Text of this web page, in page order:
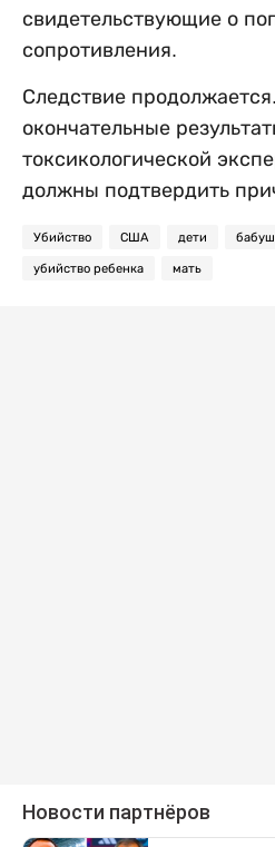
свидетельствующие о
сопротивления.
Следствие
окончательные
токсикологической
должны подтвердить
Убийство США дети
убийство ребенка мать